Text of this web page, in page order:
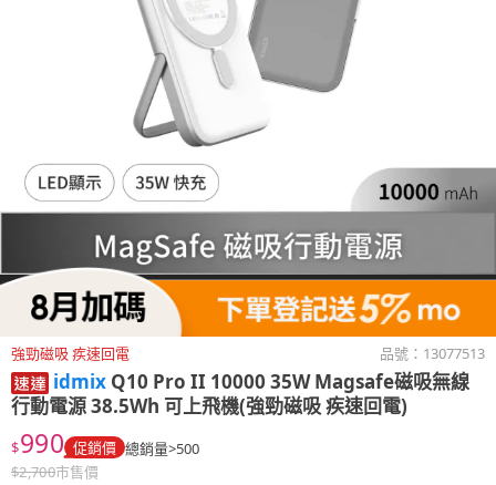
強勁磁吸 疾速回電 品號： 13077513
idmix Q10 Pro II 10000 35W Magsafe磁吸無線
行動電源 38.5Wh 可上飛機(強勁磁吸 疾速回電)
$990 促銷價 總銷量>500
$2,700市售價